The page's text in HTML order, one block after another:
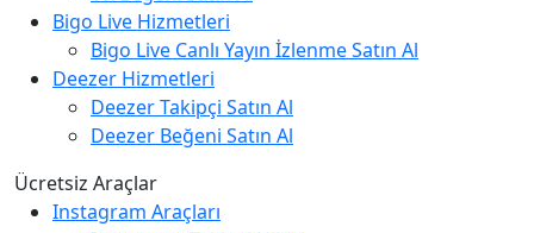
Bigo Live Hizmetleri
Bigo Live Canlı Yayın İzlenme Satın Al
Deezer Hizmetleri
Deezer Takipçi Satın Al
Deezer Beğeni Satın Al
Ücretsiz Araçlar
Instagram Araçları